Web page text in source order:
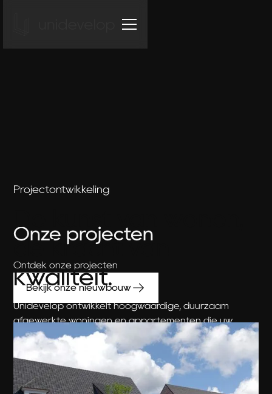
Projectontwikkeling
de kracht van
kwaliteit.
Unidevelop ontwikkelt hoogwaardige, duurzaam
afgewerkte woningen en appartementen die uw
toekomst verrijken en een zorgeloze woonervaring
garanderen.
Ontdek onze nieuwbouw
Onze projecten
Ontdek onze projecten
Bekijk onze nieuwbouw